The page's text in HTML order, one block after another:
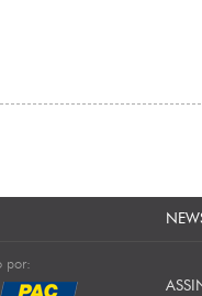
por: